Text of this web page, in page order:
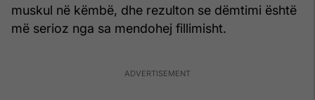
muskul në këmbë, dhe rezulton se dëmtimi është
më serioz nga sa mendohej fillimisht.